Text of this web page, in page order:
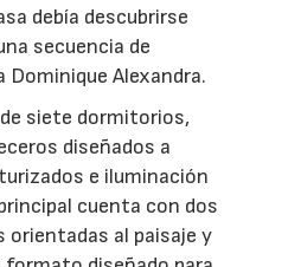
debía descubrirse
secuencia de
Dominique Alexandra.
siete dormitorios,
diseñados a
e iluminación
cuenta con dos
orientadas al paisaje y